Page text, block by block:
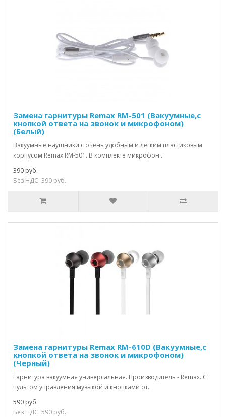
Замена гарнитуры Remax RM-501 (Вакуумные,с
кнопкой ответа на звонок и микрофоном)
(Белый)
Вакуумные наушники с очень удобным и легким пластиковым
корпусом Remax RM-501. В комплекте микрофон ..
390 руб.
Без НДС: 390 руб.
Замена гарнитуры Remax RM-610D (Вакуумные,с
кнопкой ответа на звонок и микрофоном)
(Черный)
Гарнитура вакуумная универсальная. Производитель - Remax. С
пультом управления музыкой и кнопками от..
590 руб.
Без НДС: 590 руб.